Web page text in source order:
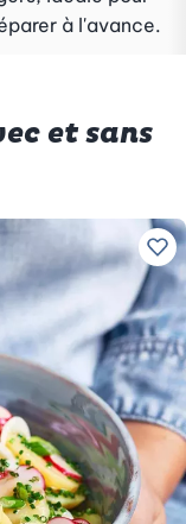
à l'avance.
et sans